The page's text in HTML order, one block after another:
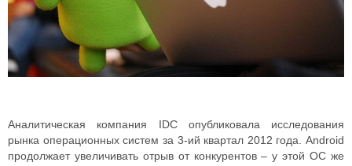
Аналитическая компания IDC опубликовала исследования
рынка операционных систем за 3-ий квартал 2012 года. Android
продолжает увеличивать отрыв от конкурентов – у этой ОС же